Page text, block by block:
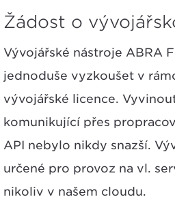
Žádost o
Vývojářské nástroje ABRA
jednoduše vyzkoušet v
vývojářské licence.
komunikující přes
API nebylo nikdy snazší.
určené pro provoz na vl.
nikoliv v našem cloudu.